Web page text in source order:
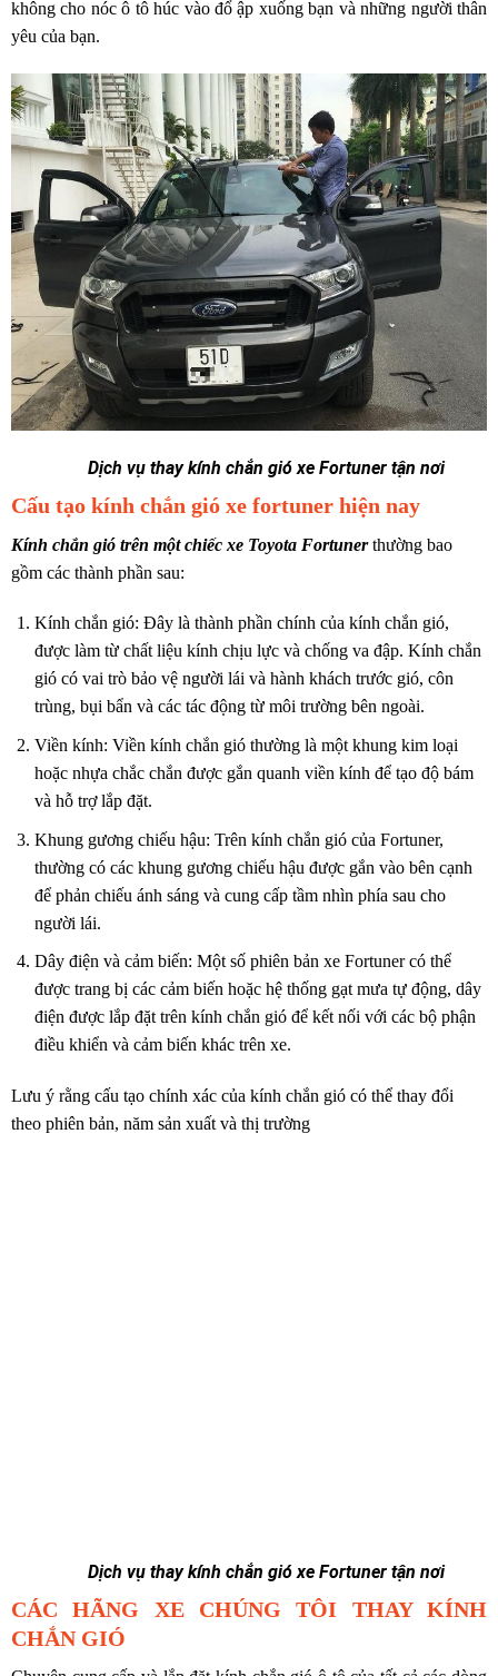
không cho nóc ô tô húc vào đổ ập xuống bạn và những người thân
yêu của bạn.
Dịch vụ thay kính chắn gió xe Fortuner tận nơi
Cấu tạo kính chắn gió xe fortuner hiện nay
Kính chắn gió trên một chiếc xe Toyota Fortunerthường bao
gồm các thành phần sau:
Kính chắn gió: Đây là thành phần chính của kính chắn gió,
được làm từ chất liệu kính chịu lực và chống va đập. Kính chắn
gió có vai trò bảo vệ người lái và hành khách trước gió, côn
trùng, bụi bẩn và các tác động từ môi trường bên ngoài.
Viền kính: Viền kính chắn gió thường là một khung kim loại
hoặc nhựa chắc chắn được gắn quanh viền kính để tạo độ bám
và hỗ trợ lắp đặt.
Khung gương chiếu hậu: Trên kính chắn gió của Fortuner,
thường có các khung gương chiếu hậu được gắn vào bên cạnh
để phản chiếu ánh sáng và cung cấp tầm nhìn phía sau cho
người lái.
Dây điện và cảm biến: Một số phiên bản xe Fortuner có thể
được trang bị các cảm biến hoặc hệ thống gạt mưa tự động, dây
điện được lắp đặt trên kính chắn gió để kết nối với các bộ phận
điều khiển và cảm biến khác trên xe.
Lưu ý rằng cấu tạo chính xác của kính chắn gió có thể thay đổi
theo phiên bản, năm sản xuất và thị trường
Dịch vụ thay kính chắn gió xe Fortuner tận nơi
CÁC HÃNG XE CHÚNG TÔI THAY KÍNH
CHẮN GIÓ